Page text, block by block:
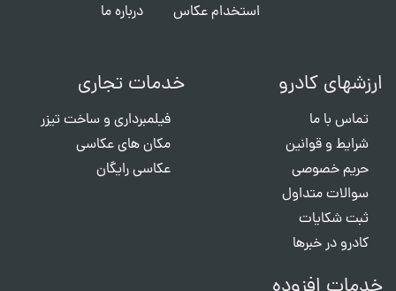
استخدام عکاس
درباره ما
ارزشهای کادرو
تماس با ما
شرایط و قوانین
حریم خصوصی
سوالات متداول
ثبت شکایات
کادرو در خبرها
خدمات تجاری
فیلمبرداری و ساخت تیزر
مکان های عکاسی
عکاسی رایگان